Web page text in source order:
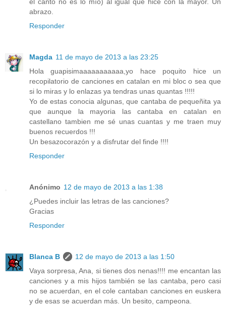
abrazo.
Responder
Magda 11 de mayo de 2013 a las 23:25
Hola guapisimaaaaaaaaaaa,yo hace poquito hice un
recopilatorio de canciones en catalan en mi bloc o sea que
si lo miras y lo enlazas ya tendras unas quantas !!!!!
Yo de estas conocia algunas, que cantaba de pequeñita ya
que aunque la mayoria las cantaba en catalan en
castellano tambien me sé unas cuantas y me traen muy
buenos recuerdos !!!
Un besazocorazón y a disfrutar del finde !!!!
Responder
Anónimo 12 de mayo de 2013 a las 1:38
¿Puedes incluir las letras de las canciones?
Gracias
Responder
Blanca B
12 de mayo de 2013 a las 1:50
Vaya sorpresa, Ana, si tienes dos nenas!!!! me encantan las
canciones y a mis hijos también se las cantaba, pero casi
no se acuerdan, en el cole cantaban canciones en euskera
y de esas se acuerdan más. Un besito, campeona.